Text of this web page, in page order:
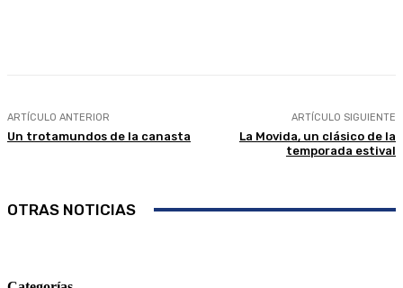
ARTÍCULO ANTERIOR
Un trotamundos de la canasta
ARTÍCULO SIGUIENTE
La Movida, un clásico de la
temporada estival
OTRAS NOTICIAS